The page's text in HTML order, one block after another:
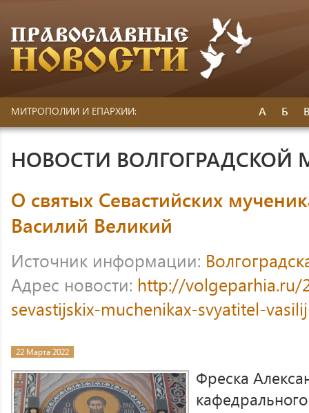
МИТРОПОЛИИ И ЕПАРХИИ: А Б
НОВОСТИ
О святых Севастийских
Василий Великий
Источник информации:
Адрес новости: http://volgeparhia.ru/
sevastijskix-muchenikax-svyatitel-
22 Марта 2022
Фреска